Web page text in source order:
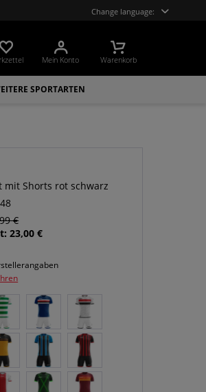
Change language:
Mein Konto Warenkorb
SPORTARTEN
mit Shorts rot schwarz
€
23,00 €